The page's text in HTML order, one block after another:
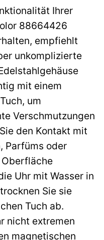
Ihrer
88664426
empfiehlt
unkomplizierte
mit einem
um
Verschmutzungen
den Kontakt mit
Parfüms oder
Uhr mit Wasser in
Sie sie
Tuch ab.
nicht extremen
magnetischen